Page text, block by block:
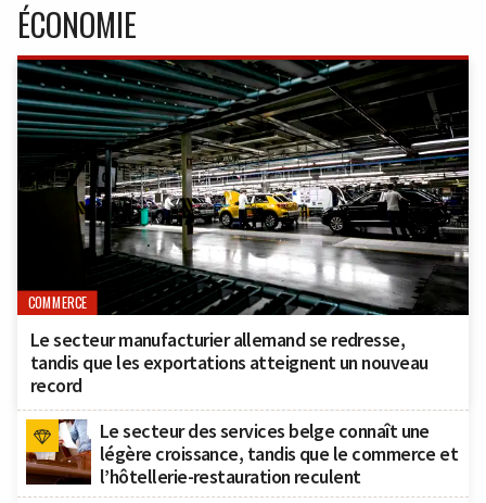
ÉCONOMIE
COMMERCE
Le secteur manufacturier allemand se redresse,
tandis que les exportations atteignent un nouveau
record
Le secteur des services belge connaît une
légère croissance, tandis que le commerce et
l’hôtellerie-restauration reculent